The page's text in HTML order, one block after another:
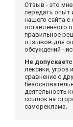
Отзыв - это
передать опыт
нашего сайта с
оставленного
правильное
отзывов для
обсуждений -
Не
лексики, угроз
сравнение с
деятельность
ссылок на
самореклама.